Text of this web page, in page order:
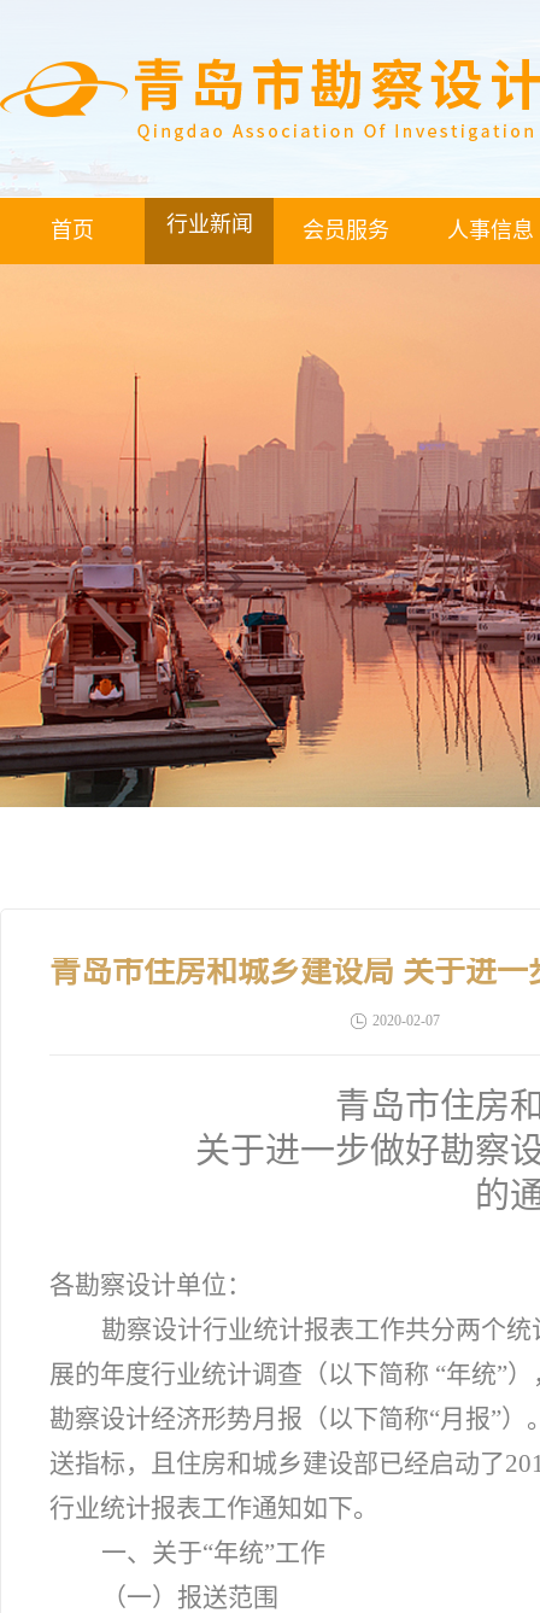
首页 行业新闻 会员服务 人事信息
2020-02-07
青岛市住房
关于进一步做好勘察
的
各勘察设计单位：
勘察设计行业统计报表工作共分两个
展的年度行业统计调查（以下简称 “年统”
勘察设计经济形势月报（以下简称“月报”
送指标，且住房和城乡建设部已经启动了
行业统计报表工作通知如下。
一、关于“年统”工作
（一）报送范围